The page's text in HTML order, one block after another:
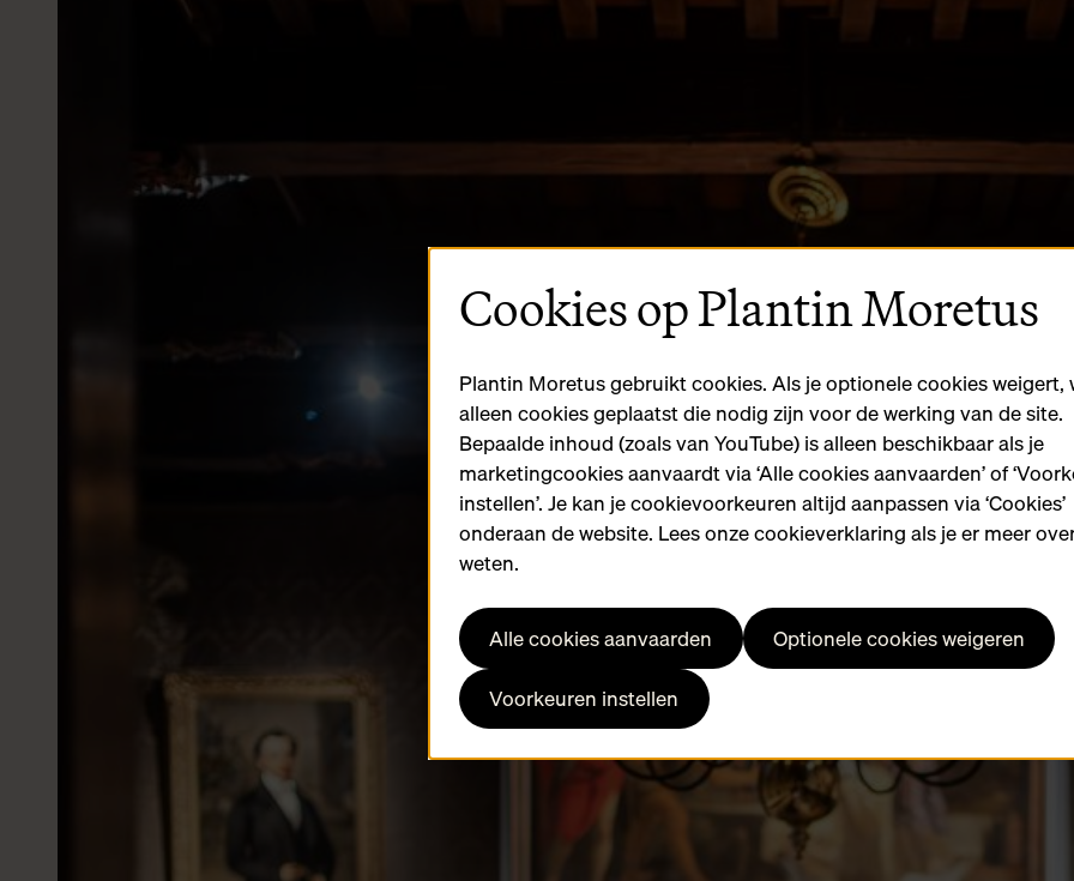
Cookies op Plantin Moretus
Plantin Moretus gebruikt cookies. Als je optionele cookies weigert,
alleen cookies geplaatst die nodig zijn voor de werking van de site.
Bepaalde inhoud (zoals van YouTube) is alleen beschikbaar als je
marketingcookies aanvaardt via ‘Alle cookies aanvaarden’ of
instellen’. Je kan je cookievoorkeuren altijd aanpassen via ‘Cookies’
onderaan de website. Lees onze cookieverklaring als je er meer
weten.
Alle cookies aanvaarden
Optionele cookies weigeren
Voorkeuren instellen